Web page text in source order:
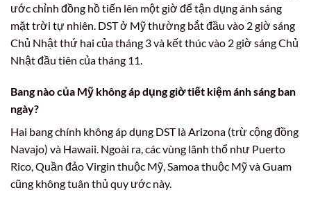
ước chỉnh đồng hồ tiến lên một giờ để tận dụng ánh sáng
mặt trời tự nhiên. DST ở Mỹ thường bắt đầu vào 2 giờ sáng
Chủ Nhật thứ hai của tháng 3 và kết thúc vào 2 giờ sáng Chủ
Nhật đầu tiên của tháng 11.
Bang nào của Mỹ không áp dụng giờ tiết kiệm ánh sáng ban
ngày?
Hai bang chính không áp dụng DST là Arizona (trừ cộng đồng
Navajo) và Hawaii. Ngoài ra, các vùng lãnh thổ như Puerto
Rico, Quần đảo Virgin thuộc Mỹ, Samoa thuộc Mỹ và Guam
cũng không tuân thủ quy ước này.